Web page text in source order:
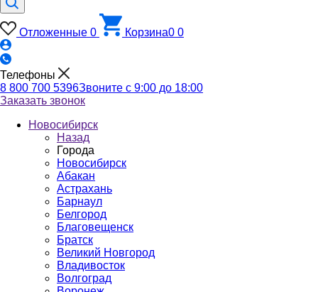
Отложенные 0 Корзина0 0
Телефоны
8 800 700 5396Звоните с 9:00 до 18:00
Заказать звонок
Новосибирск
Назад
Города
Новосибирск
Абакан
Астрахань
Барнаул
Белгород
Благовещенск
Братск
Великий Новгород
Владивосток
Волгоград